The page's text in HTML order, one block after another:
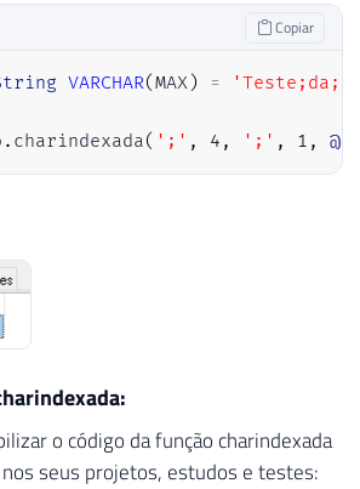
Copiar
VARCHAR(MAX) =
. charindexada( ';' , 4 , ';' , 1 ,
o código da função charindexada
seus projetos, estudos e testes: